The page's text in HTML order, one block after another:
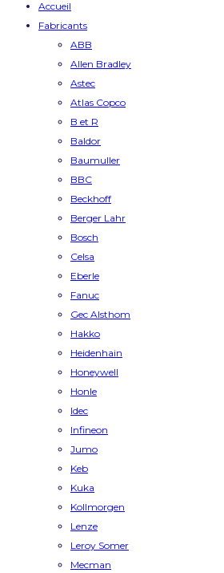
Accueil
Fabricants
ABB
Allen Bradley
Astec
Atlas Copco
B et R
Baldor
Baumuller
BBC
Beckhoff
Berger Lahr
Bosch
Celsa
Eberle
Fanuc
Gec Alsthom
Hakko
Heidenhain
Honeywell
Honle
Idec
Infineon
Jumo
Keb
Kuka
Kollmorgen
Lenze
Leroy Somer
Mecman